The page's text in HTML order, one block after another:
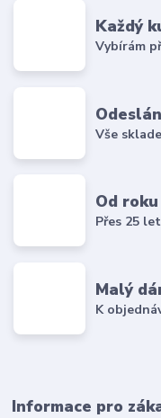
Každý
Vybírám
Vše
Od
Přes 25
Malý
K
Informace pro